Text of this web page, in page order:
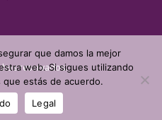
reservados.
tiktok
que damos la mejor
web. Si sigues utilizando
estás de acuerdo.
Legal